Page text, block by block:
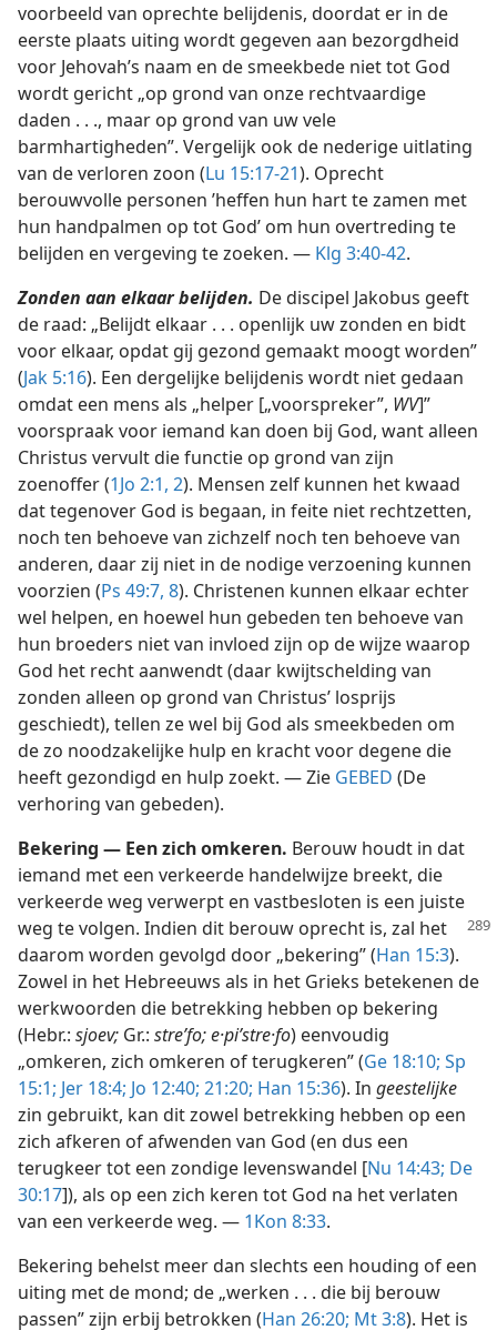
voorbeeld van oprechte belijdenis, doordat er in de
eerste plaats uiting wordt gegeven aan bezorgdheid
voor Jehovah’s naam en de smeekbede niet tot God
wordt gericht „op grond van onze rechtvaardige
daden . . ., maar op grond van uw vele
barmhartigheden”. Vergelijk ook de nederige uitlating
van de verloren zoon (Lu 15:17-21). Oprecht
berouwvolle personen ’heffen hun hart te zamen met
hun handpalmen op tot God’ om hun overtreding te
belijden en vergeving te zoeken. — Klg 3:40-42.
Zonden aan elkaar belijden. De discipel Jakobus geeft
de raad: „Belijdt elkaar . . . openlijk uw zonden en bidt
voor elkaar, opdat gij gezond gemaakt moogt worden”
(Jak 5:16). Een dergelijke belijdenis wordt niet gedaan
omdat een mens als „helper [„voorspreker”, WV]”
voorspraak voor iemand kan doen bij God, want alleen
Christus vervult die functie op grond van zijn
zoenoffer (1Jo 2:1, 2). Mensen zelf kunnen het kwaad
dat tegenover God is begaan, in feite niet rechtzetten,
noch ten behoeve van zichzelf noch ten behoeve van
anderen, daar zij niet in de nodige verzoening kunnen
voorzien (Ps 49:7, 8). Christenen kunnen elkaar echter
wel helpen, en hoewel hun gebeden ten behoeve van
hun broeders niet van invloed zijn op de wijze waarop
God het recht aanwendt (daar kwijtschelding van
zonden alleen op grond van Christus’ losprijs
geschiedt), tellen ze wel bij God als smeekbeden om
de zo noodzakelijke hulp en kracht voor degene die
heeft gezondigd en hulp zoekt. — Zie GEBED (De
verhoring van gebeden).
Bekering — Een zich omkeren. Berouw houdt in dat
iemand met een verkeerde handelwijze breekt, die
verkeerde weg verwerpt en vastbesloten is een juiste
weg te volgen. Indien dit berouw oprecht is, zal het
daarom worden gevolgd door „bekering” (Han 15:3).
Zowel in het Hebreeuws als in het Grieks betekenen de
werkwoorden die betrekking hebben op bekering
(Hebr.: sjoev; Gr.: streʹfo; e·piʹstre·fo) eenvoudig
„omkeren, zich omkeren of terugkeren” (Ge 18:10; Sp
15:1; Jer 18:4; Jo 12:40; 21:20; Han 15:36). In geestelijke
zin gebruikt, kan dit zowel betrekking hebben op een
zich afkeren of afwenden van God (en dus een
terugkeer tot een zondige levenswandel [Nu 14:43; De
30:17]), als op een zich keren tot God na het verlaten
van een verkeerde weg. — 1Kon 8:33.
Bekering behelst meer dan slechts een houding of een
uiting met de mond; de „werken . . . die bij berouw
passen” zijn erbij betrokken (Han 26:20; Mt 3:8). Het is